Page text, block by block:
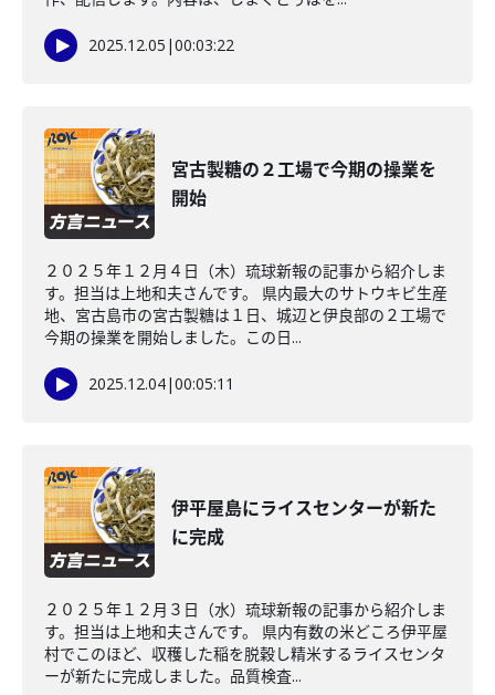
2025.12.05 |00:03:22
宮古製糖の２工場で今期の操業を
開始
２０２５年１２月４日（木）琉球新報の記事から紹介しま
す。担当は上地和夫さんです。 県内最大のサトウキビ生産
地、宮古島市の宮古製糖は１日、城辺と伊良部の２工場で
今期の操業を開始しました。この日...
2025.12.04|00:05:11
伊平屋島にライスセンターが新た
に完成
２０２５年１２月３日（水）琉球新報の記事から紹介しま
す。担当は上地和夫さんです。 県内有数の米どころ伊平屋
村でこのほど、収穫した稲を脱穀し精米するライスセンタ
ーが新たに完成しました。品質検査...